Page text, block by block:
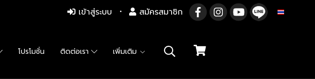
เข้าสู่ระบบ สมัครสมาชิก
โปรโมชั่น ติดต่อเรา เพิ่มเติม